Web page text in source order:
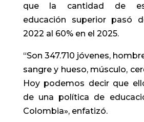
que la cantidad de
educación superior pasó
2022 al 60% en el 2025.
“Son 347.710 jóvenes,
sangre y hueso, músculo,
Hoy podemos decir que
de una política de
Colombia», enfatizó.